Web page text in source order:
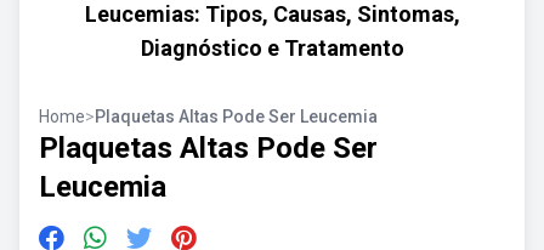
Leucemias: Tipos, Causas, Sintomas,
Diagnóstico e Tratamento
Home>Plaquetas Altas Pode Ser Leucemia
Plaquetas Altas Pode Ser
Leucemia